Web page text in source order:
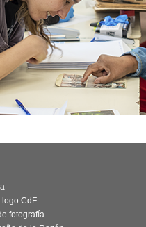
logo CdF
fotografía